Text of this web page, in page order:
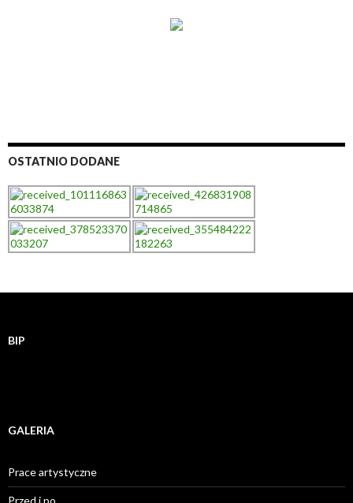
OSTATNIO DODANE
BIP
GALERIA
Prace artystyczne
Przed i po